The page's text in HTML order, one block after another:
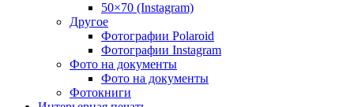
50×70 (Instagram)
Другое
Фотографии Polaroid
Фотографии Instagram
Фото на документы
Фото на документы
Фотокниги